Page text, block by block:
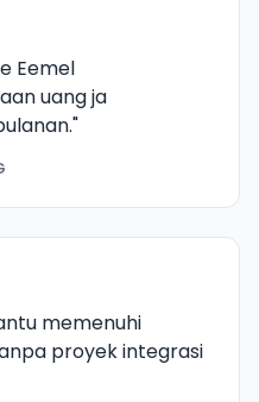
Eemel
uang ja
"
memenuhi
proyek integrasi